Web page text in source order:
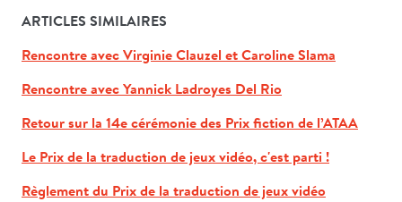
ARTICLES SIMILAIRES
Rencontre avec Virginie Clauzel et Caroline Slama
Rencontre avec Yannick Ladroyes Del Rio
Retour sur la 14e cérémonie des Prix fiction de l’ATAA
Le Prix de la traduction de jeux vidéo, c'est parti !
Règlement du Prix de la traduction de jeux vidéo